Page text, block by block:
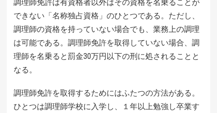
調理師免許は有資格者以外はその資格を名乗ることが
できない「名称独占資格」のひとつである。ただし、
調理師の資格を持っていない場合でも、業務上の調理
は可能である。調理師免許を取得していない場合、調
理師を名乗ると罰金30万円以下の刑に処されることと
なる。
調理師免許を取得するためにはふたつの方法がある。
ひとつは調理師学校に入学し、１年以上勉強し卒業す